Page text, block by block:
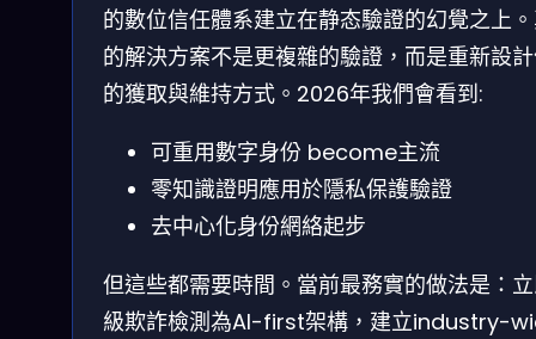
的數位信任體系建立在静态驗證的幻覺之上
的解決方案不是更複雜的驗證，而是重新設
的獲取與維持方式。2026年我們會看到:
可重用數字身份 become主流
零知識證明應用於隱私保護驗證
去中心化身份網絡起步
但這些都需要時間。當前最務實的做法是：
級欺詐檢測為AI-first架構，建立industry-